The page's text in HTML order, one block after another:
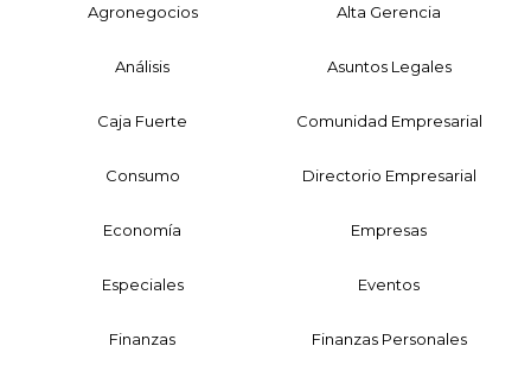
Agronegocios Alta Gerencia
Análisis Asuntos Legales
Caja Fuerte Comunidad Empresarial
Consumo Directorio Empresarial
Economía Empresas
Especiales Eventos
Finanzas Finanzas Personales